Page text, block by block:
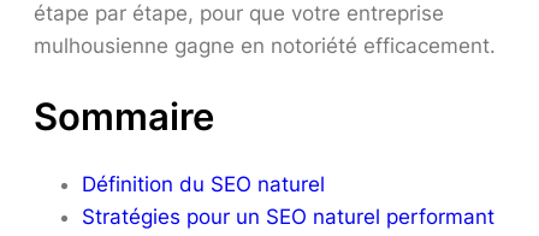
étape par étape, pour que votre entreprise
mulhousienne gagne en notoriété efficacement.
Sommaire
Définition du SEO naturel
Stratégies pour un SEO naturel performant